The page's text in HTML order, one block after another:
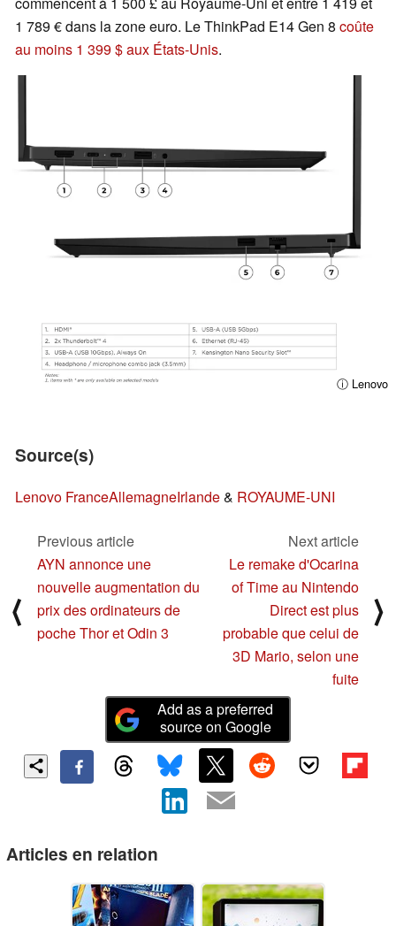
1 789 € dans la zone euro. Le ThinkPad E14 Gen 8 coûte
au moins 1 399 $ aux États-Unis.
ⓘ Lenovo
Source(s)
Lenovo FranceAllemagneIrlande& ROYAUME-UNI
⟨
Previous article
AYN annonce une
nouvelle augmentation du
prix des ordinateurs de
poche Thor et Odin 3
Next article
Le remake d'Ocarina
of Time au Nintendo
Direct est plus
probable que celui de
3D Mario, selon une
fuite
⟩
Add as a preferred
source on Google
Articles en relation